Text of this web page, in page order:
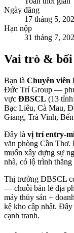
Ngày đăng
17 tháng 5,
Hạn nộp
31 tháng 7,
Vai trò & bối
Bạn là Chuyên viên
Đức Trí Group —
vực ĐBSCL (13
Bạc Liêu, Cà Mau,
Giang, Trà Vinh,
Đây là vị trí entry-
văn phòng Cần Thơ.
muốn xây dựng sự
nhà, có lộ trình thăng
Thị trường ĐBSCL
— chuỗi bán lẻ địa
máy thủy sản +
kệ kho cập nhật.
cạnh tranh.